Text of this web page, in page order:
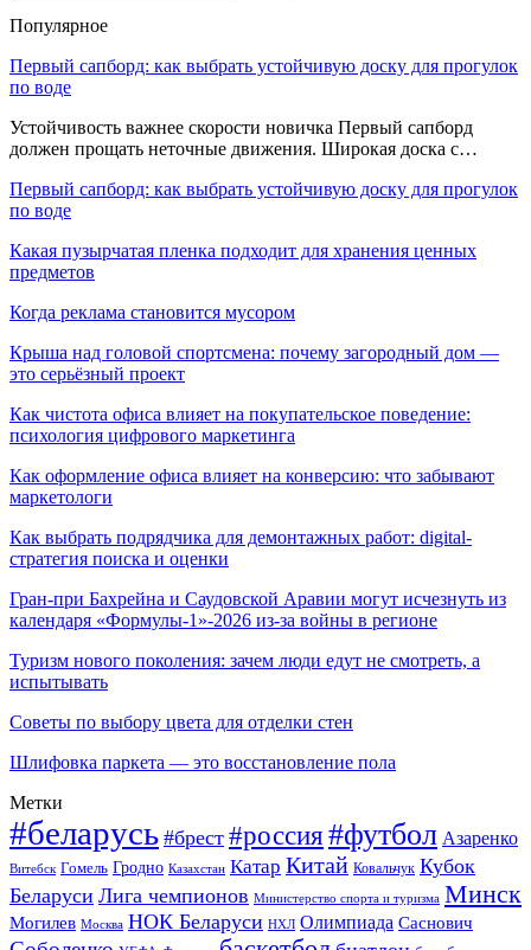
Популярное
Первый сапборд: как выбрать устойчивую доску для прогулок
по воде
Устойчивость важнее скорости новичка Первый сапборд
должен прощать неточные движения. Широкая доска с…
Первый сапборд: как выбрать устойчивую доску для прогулок
по воде
Какая пузырчатая пленка подходит для хранения ценных
предметов
Когда реклама становится мусором
Крыша над головой спортсмена: почему загородный дом —
это серьёзный проект
Как чистота офиса влияет на покупательское поведение:
психология цифрового маркетинга
Как оформление офиса влияет на конверсию: что забывают
маркетологи
Как выбрать подрядчика для демонтажных работ: digital-
стратегия поиска и оценки
Гран-при Бахрейна и Саудовской Аравии могут исчезнуть из
календаря «Формулы-1»-2026 из-за войны в регионе
Туризм нового поколения: зачем люди едут не смотреть, а
испытывать
Советы по выбору цвета для отделки стен
Шлифовка паркета — это восстановление пола
Метки
#беларусь #брест #россия#футбол Азаренко
Витебск Гомель Гродно Казахстан Катар Китай Ковальчук Кубок
Беларуси Лига чемпионов Министерство спорта и туризма Минск
Могилев Москва НОК Беларуси НХЛ Олимпиада Саснович